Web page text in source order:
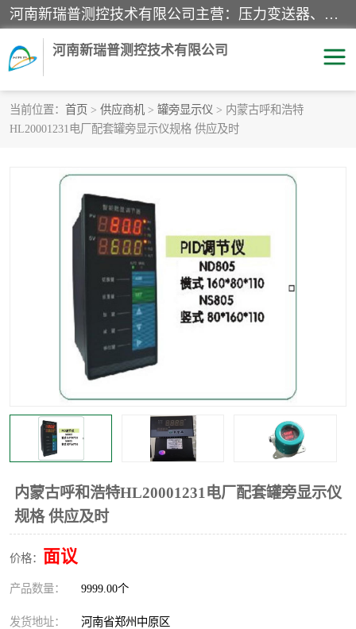
河南新瑞普测控技术有限公司主营：压力变送器、液位变送器、差压变送器、雷达料位计、电容物位计、温度显示控制仪表、电量变送器、流量计、工业自动化系统成套设备。
河南新瑞普测控技术有限公司
当前位置： 首页 > 供应商机 > 罐旁显示仪 > 内蒙古呼和浩特
HL20001231电厂配套罐旁显示仪规格 供应及时
内蒙古呼和浩特HL20001231电厂配套罐旁显示仪
规格 供应及时
价格： 面议
产品数量： 9999.00个
发货地址： 河南省郑州中原区
霍尼韦尔压力变送器 CS系列变送器
1151/3351产品分类 精巧型压力变送器
液位变送器
标准型工业压力变送器 罐旁显示仪
差压变送器 温度传感器变送器
温度显示控制仪表